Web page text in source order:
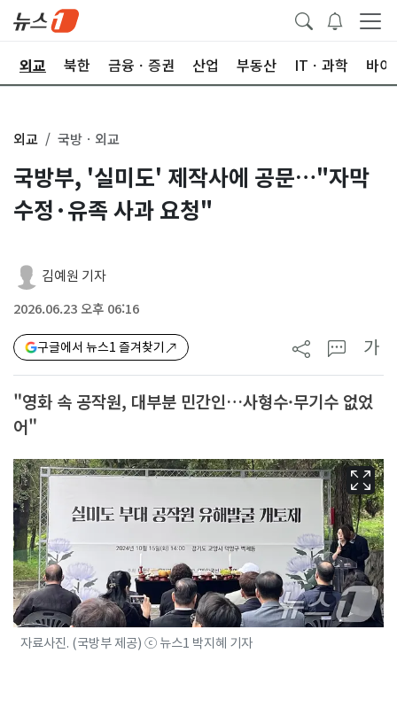
외교 북한 금융ㆍ증권 산업 부동산 ITㆍ과학 바이
외교 국방ㆍ외교
국방부, '실미도' 제작사에 공문…"자막
수정·유족 사과 요청"
김예원 기자
2026.06.23 오후 06:16
구글에서 뉴스1 즐겨찾기 가
"영화 속 공작원, 대부분 민간인…사형수·무기수 없었
어"
자료사진. (국방부 제공) ⓒ 뉴스1 박지혜 기자